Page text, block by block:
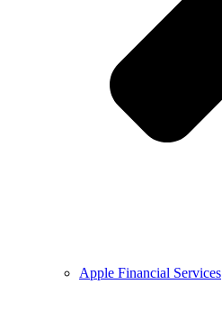
Apple Financial Services